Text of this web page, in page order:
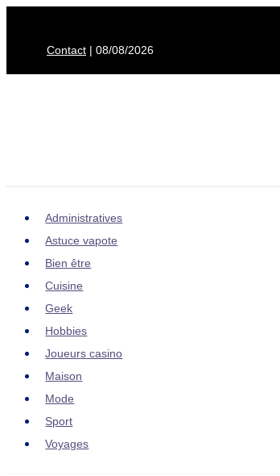
Contact | 08/08/2026
Administratives
Astuce vapote
Bien être
Cuisine
Geek
Hobbies
Joueurs casino
Maison
Mode
Sport
Voyages